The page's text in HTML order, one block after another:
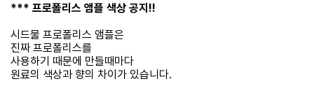
*** 프로폴리스 앰플 색상 공지!!
시드물 프로폴리스 앰플은
진짜 프로폴리스를
사용하기 때문에 만들때마다
원료의 색상과 향의 차이가 있습니다.